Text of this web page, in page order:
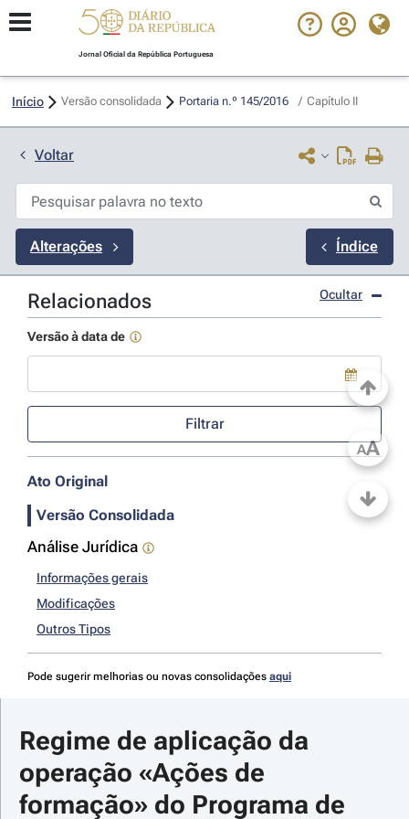
Jornal Oficial da República Portuguesa
Início Versão consolidada Portaria n.º 145/2016 / Capítulo II
Voltar
Alterações Índice
Relacionados Ocultar
Versão à data de
Use a tecla de seta para baixo para abrir o calendário; Use as
Filtrar
Ato Original
Versão Consolidada
Análise Jurídica
Informações gerais
Modificações
Outros Tipos
Pode sugerir melhorias ou novas consolidações aqui
Regime de aplicação da
operação «Ações de
formação» do Programa de
AA